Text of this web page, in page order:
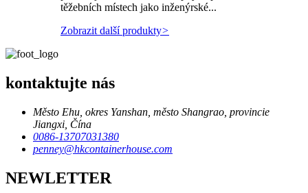
těžebních místech jako inženýrské...
Zobrazit další produkty>
kontaktujte nás
Město Ehu, okres Yanshan, město Shangrao, provincie
Jiangxi, Čína
0086-13707031380
penney@hkcontainerhouse.com
NEWLETTER